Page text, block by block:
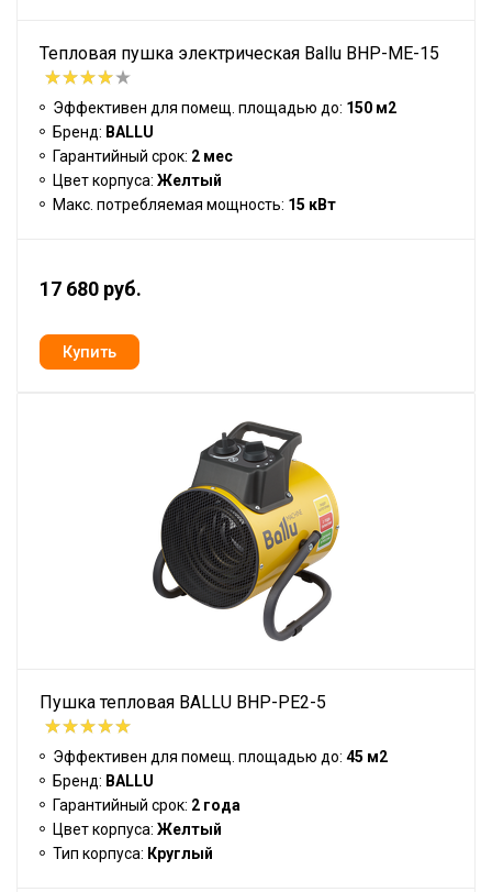
Тепловая пушка электрическая Ballu BHP-ME-15
Эффективен для помещ. площадью до: 150 м2
Бренд: BALLU
Гарантийный срок: 2 мес
Цвет корпуса: Желтый
Макс. потребляемая мощность: 15 кВт
17 680 руб.
Пушка тепловая BALLU BHP-PE2-5
Эффективен для помещ. площадью до: 45 м2
Бренд: BALLU
Гарантийный срок: 2 года
Цвет корпуса: Желтый
Тип корпуса: Круглый